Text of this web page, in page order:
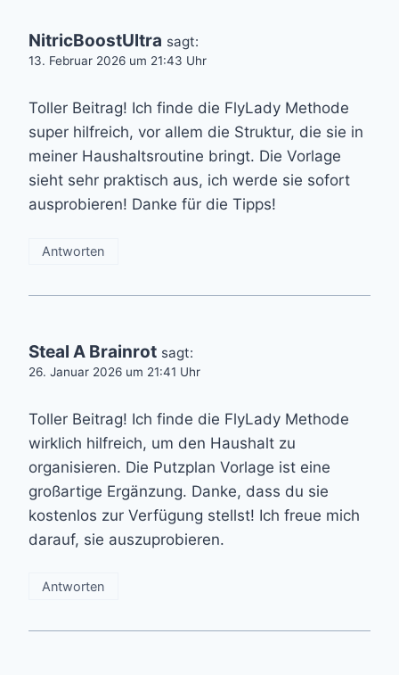
NitricBoostUltra sagt:
13. Februar 2026 um 21:43 Uhr
Toller Beitrag! Ich finde die FlyLady Methode
super hilfreich, vor allem die Struktur, die sie in
meiner Haushaltsroutine bringt. Die Vorlage
sieht sehr praktisch aus, ich werde sie sofort
ausprobieren! Danke für die Tipps!
Antworten
Steal A Brainrot sagt:
26. Januar 2026 um 21:41 Uhr
Toller Beitrag! Ich finde die FlyLady Methode
wirklich hilfreich, um den Haushalt zu
organisieren. Die Putzplan Vorlage ist eine
großartige Ergänzung. Danke, dass du sie
kostenlos zur Verfügung stellst! Ich freue mich
darauf, sie auszuprobieren.
Antworten